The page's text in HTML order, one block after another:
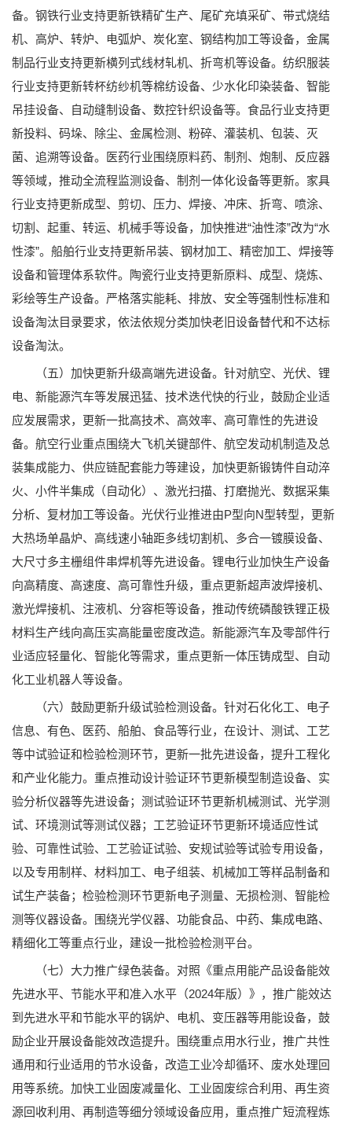
备。钢铁行业支持更新铁精矿生产、尾矿充填采矿、带式烧结
机、高炉、转炉、电弧炉、炭化室、钢结构加工等设备，金属
制品行业支持更新横列式线材轧机、折弯机等设备。纺织服装
行业支持更新转杯纺纱机等棉纺设备、少水化印染装备、智能
吊挂设备、自动缝制设备、数控针织设备等。食品行业支持更
新投料、码垛、除尘、金属检测、粉碎、灌装机、包装、灭
菌、追溯等设备。医药行业围绕原料药、制剂、炮制、反应器
等领域，推动全流程监测设备、制剂一体化设备等更新。家具
行业支持更新成型、剪切、压力、焊接、冲床、折弯、喷涂、
切割、起重、转运、机械手等设备，加快推进“油性漆”改为“水
性漆”。船舶行业支持更新吊装、钢材加工、精密加工、焊接等
设备和管理体系软件。陶瓷行业支持更新原料、成型、烧炼、
彩绘等生产设备。严格落实能耗、排放、安全等强制性标准和
设备淘汰目录要求，依法依规分类加快老旧设备替代和不达标
设备淘汰。
（五）加快更新升级高端先进设备。针对航空、光伏、锂
电、新能源汽车等发展迅猛、技术迭代快的行业，鼓励企业适
应发展需求，更新一批高技术、高效率、高可靠性的先进设
备。航空行业重点围绕大飞机关键部件、航空发动机制造及总
装集成能力、供应链配套能力等建设，加快更新锻铸件自动淬
火、小件半集成（自动化）、激光扫描、打磨抛光、数据采集
分析、复材加工等设备。光伏行业推进由P型向N型转型，更新
大热场单晶炉、高线速小轴距多线切割机、多合一镀膜设备、
大尺寸多主栅组件串焊机等先进设备。锂电行业加快生产设备
向高精度、高速度、高可靠性升级，重点更新超声波焊接机、
激光焊接机、注液机、分容柜等设备，推动传统磷酸铁锂正极
材料生产线向高压实高能量密度改造。新能源汽车及零部件行
业适应轻量化、智能化等需求，重点更新一体压铸成型、自动
化工业机器人等设备。
（六）鼓励更新升级试验检测设备。针对石化化工、电子
信息、有色、医药、船舶、食品等行业，在设计、测试、工艺
等中试验证和检验检测环节，更新一批先进设备，提升工程化
和产业化能力。重点推动设计验证环节更新模型制造设备、实
验分析仪器等先进设备；测试验证环节更新机械测试、光学测
试、环境测试等测试仪器；工艺验证环节更新环境适应性试
验、可靠性试验、工艺验证试验、安规试验等试验专用设备，
以及专用制样、材料加工、电子组装、机械加工等样品制备和
试生产装备；检验检测环节更新电子测量、无损检测、智能检
测等仪器设备。围绕光学仪器、功能食品、中药、集成电路、
精细化工等重点行业，建设一批检验检测平台。
（七）大力推广绿色装备。对照《重点用能产品设备能效
先进水平、节能水平和准入水平（2024年版）》，推广能效达
到先进水平和节能水平的锅炉、电机、变压器等用能设备，鼓
励企业开展设备能效改造提升。围绕重点用水行业，推广共性
通用和行业适用的节水设备，改造工业冷却循环、废水处理回
用等系统。加快工业固废减量化、工业固废综合利用、再生资
源回收利用、再制造等细分领域设备应用，重点推广短流程炼